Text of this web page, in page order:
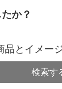
か？
品とイメー
検索す